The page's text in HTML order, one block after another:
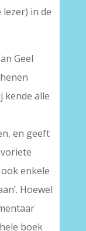
in de
Geel
kende alle
en geeft
enkele
Hoewel
boek